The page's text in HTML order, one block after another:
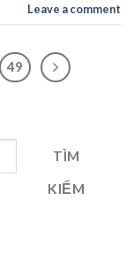
Leave a comment
49
TÌM
KIẾM